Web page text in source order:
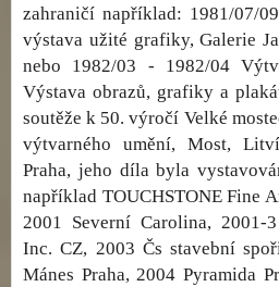
zahraničí například: 1981/07/
výstava užité grafiky, Galerie
nebo 1982/03 - 1982/04
Výstava obrazů, grafiky a
soutěže k 50. výročí Velké
výtvarného umění, Most,
Praha, jeho díla byla
například TOUCHSTONE Fine
2001 Severní Carolina, 2001-
Inc. CZ, 2003 Čs stavební
Mánes Praha, 2004 Pyramida